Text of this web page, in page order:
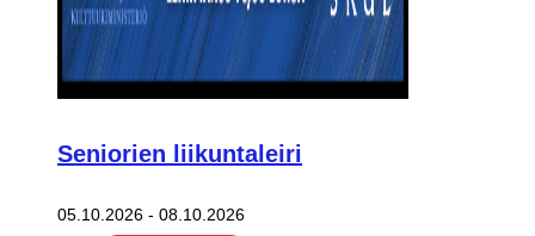
Seniorien liikuntaleiri
05.10.2026 - 08.10.2026